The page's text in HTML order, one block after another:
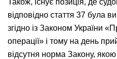
Також, існує позиція, де
відповідно стаття 37 була
згідно із Законом України
операції» і тому на день
відсутня норма Закону,